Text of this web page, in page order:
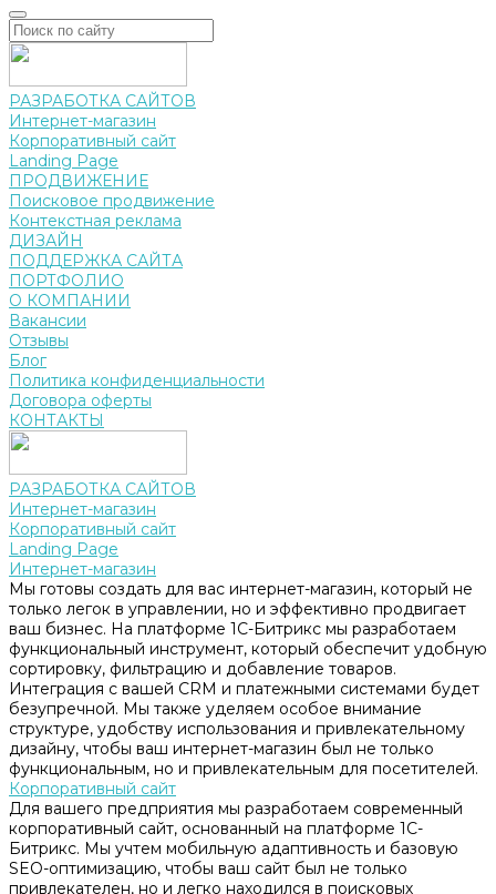
РАЗРАБОТКА САЙТОВ
Интернет-магазин
Корпоративный сайт
Landing Page
ПРОДВИЖЕНИЕ
Поисковое продвижение
Контекстная реклама
ДИЗАЙН
ПОДДЕРЖКА САЙТА
ПОРТФОЛИО
О КОМПАНИИ
Вакансии
Отзывы
Блог
Политика конфиденциальности
Договора оферты
КОНТАКТЫ
РАЗРАБОТКА САЙТОВ
Интернет-магазин
Корпоративный сайт
Landing Page
Интернет-магазин
Мы готовы создать для вас интернет-магазин, который не
только легок в управлении, но и эффективно продвигает
ваш бизнес. На платформе 1С-Битрикс мы разработаем
функциональный инструмент, который обеспечит удобную
сортировку, фильтрацию и добавление товаров.
Интеграция с вашей CRM и платежными системами будет
безупречной. Мы также уделяем особое внимание
структуре, удобству использования и привлекательному
дизайну, чтобы ваш интернет-магазин был не только
функциональным, но и привлекательным для посетителей.
Корпоративный сайт
Для вашего предприятия мы разработаем современный
корпоративный сайт, основанный на платформе 1С-
Битрикс. Мы учтем мобильную адаптивность и базовую
SEO-оптимизацию, чтобы ваш сайт был не только
привлекателен, но и легко находился в поисковых